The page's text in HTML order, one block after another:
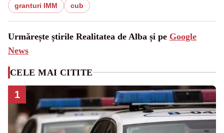
granturi IMM cub
Urmărește știrile Realitatea de Alba și pe Google
News
CELE MAI CITITE
1